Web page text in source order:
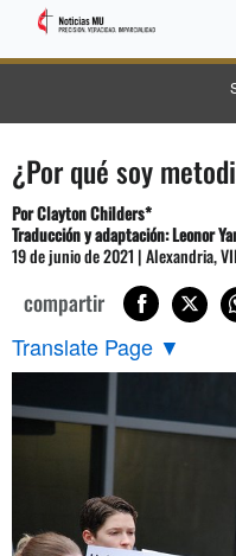
¿Por qué soy
Por Clayton Childers*
Traducción y adaptación: Leonor
19 de junio de 2021 | Alexandria,
compartir
Translate Page ▼